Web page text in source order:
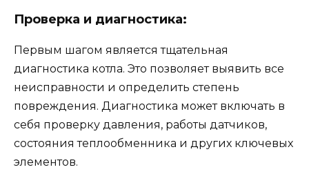
Проверка и диагностика:
Первым шагом является тщательная
диагностика котла. Это позволяет выявить все
неисправности и определить степень
повреждения. Диагностика может включать в
себя проверку давления, работы датчиков,
состояния теплообменника и других ключевых
элементов.